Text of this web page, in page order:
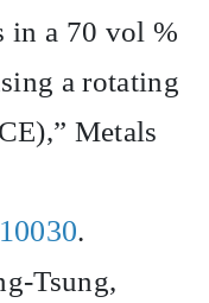
in a 70 vol %
a rotating
Metals
.
Tsung,